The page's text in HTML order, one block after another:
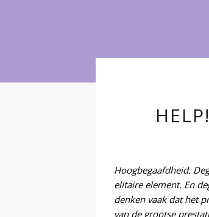
Hoogbegaafdheid.
elitaire element. En
denken vaak dat het
van de grootse